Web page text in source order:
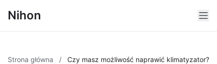
Nihon
Strona główna / Czy masz możliwość naprawić klimatyzator?